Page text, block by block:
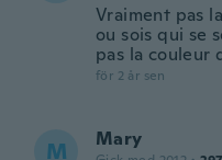
Vraiment pas
ou sois qui se
pas la couleur
för 2 år sen
M Mary